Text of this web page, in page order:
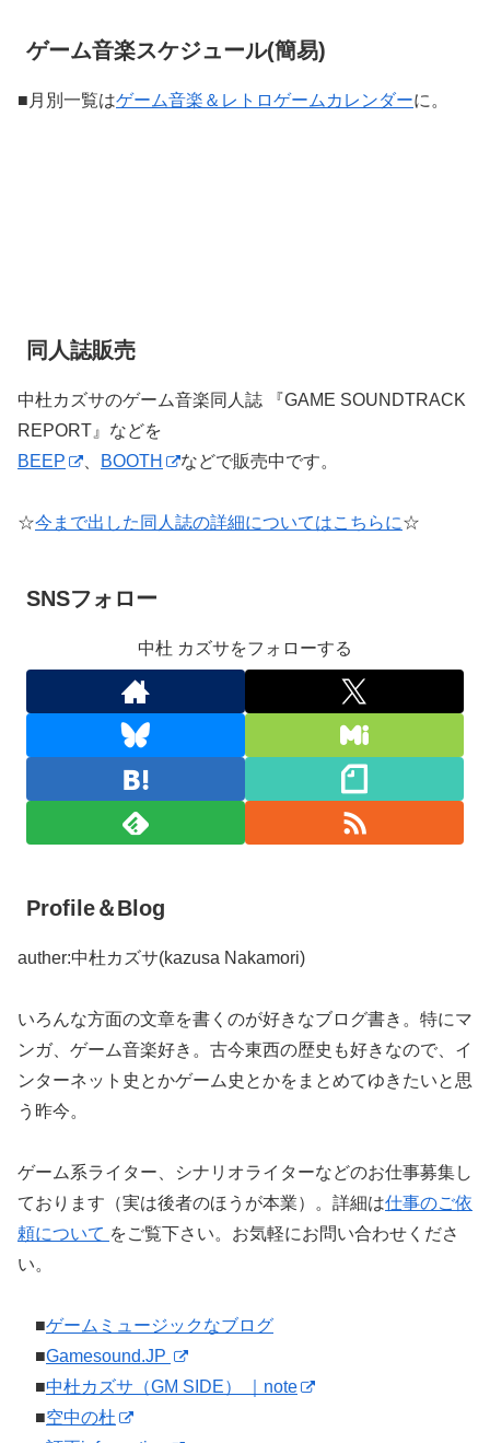
ゲーム音楽スケジュール(簡易)
■月別一覧はゲーム音楽＆レトロゲームカレンダーに。
同人誌販売
中杜カズサのゲーム音楽同人誌 『GAME SOUNDTRACK
REPORT』などを
BEEP
BOOTH などで販売中です。
☆今まで出した同人誌の詳細についてはこちらに☆
SNSフォロー
中杜 カズサをフォローする
Profile＆Blog
auther:中杜カズサ(kazusa Nakamori)
いろんな方面の文章を書くのが好きなブログ書き。特にマ
ンガ、ゲーム音楽好き。古今東西の歴史も好きなので、イ
ンターネット史とかゲーム史とかをまとめてゆきたいと思
う昨今。
ゲーム系ライター、シナリオライターなどのお仕事募集し
ております（実は後者のほうが本業）。詳細は仕事のご依
頼について をご覧下さい。お気軽にお問い合わせくださ
い。
■ゲームミュージックなブログ
■Gamesound.JP
■中杜カズサ（GM SIDE） ｜note
■空中の杜